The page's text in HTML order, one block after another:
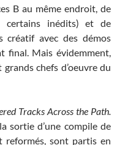
B au même endroit, de
certains inédits) et de
créatif avec des démos
final. Mais évidemment,
chefs d’oeuvre du
Tracks Across the Path.
sortie d’une compile de
reformés, sont partis en